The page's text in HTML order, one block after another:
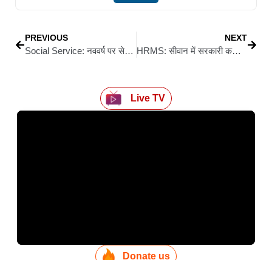
PREVIOUS
Social Service: नववर्ष पर सेवा की मिसाल: इनर व्हील क्लब आद्या ने स्वास्थ्य केंद्र को भेंट किए रूम हीटर व कंबल
NEXT
HRMS: सीवान में सरकारी कर्मियों की छुट्टी अब सिर्फ ऑनलाइन ही होगी मान्य, 1 जनवरी 2026 से ऑफलाइन आवेदन पूरी तरह बंद
Live TV
Donate us